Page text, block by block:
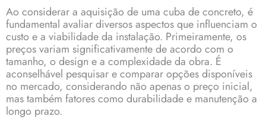
Ao considerar a aquisição de uma cuba de concreto, é
fundamental avaliar diversos aspectos que influenciam o
custo e a viabilidade da instalação. Primeiramente, os
preços variam significativamente de acordo com o
tamanho, o design e a complexidade da obra. É
aconselhável pesquisar e comparar opções disponíveis
no mercado, considerando não apenas o preço inicial,
mas também fatores como durabilidade e manutenção a
longo prazo.